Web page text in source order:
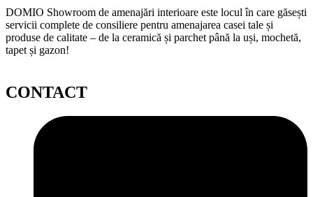
DOMIO Showroom de amenajări interioare este locul în care găsești
servicii complete de consiliere pentru amenajarea casei tale și
produse de calitate – de la ceramică și parchet până la uși, mochetă,
tapet și gazon!
CONTACT